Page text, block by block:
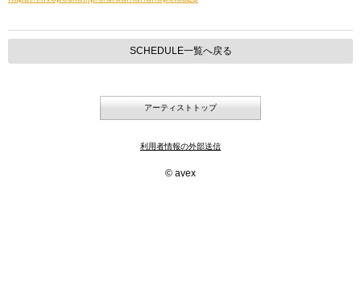
SCHEDULE一覧へ戻る
アーティストトップ
利用者情報の外部送信
© avex